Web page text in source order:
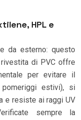
HPL e
da esterno: questo
di PVC offre
per evitare il
estivi), si
e resiste ai raggi UV
sempre la